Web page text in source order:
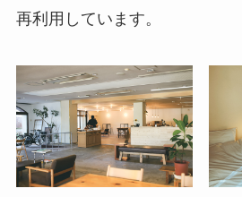
再利用しています。